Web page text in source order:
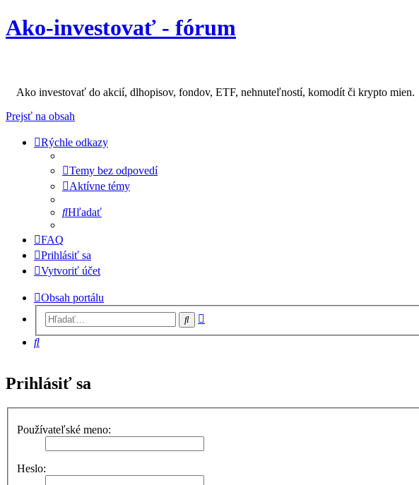
Ako-investovať - fórum
Ako investovať do akcií, dlhopisov, fondov, ETF, nehnuteľností, komodít či krypto mien.
Prejsť na obsah
Rýchle odkazy
Temy bez odpovedí
Aktívne témy
Hľadať
FAQ
Prihlásiť sa
Vytvoriť účet
Obsah portálu
Hľadať
Hľadať
Prihlásiť sa
Používateľské meno:
Heslo: